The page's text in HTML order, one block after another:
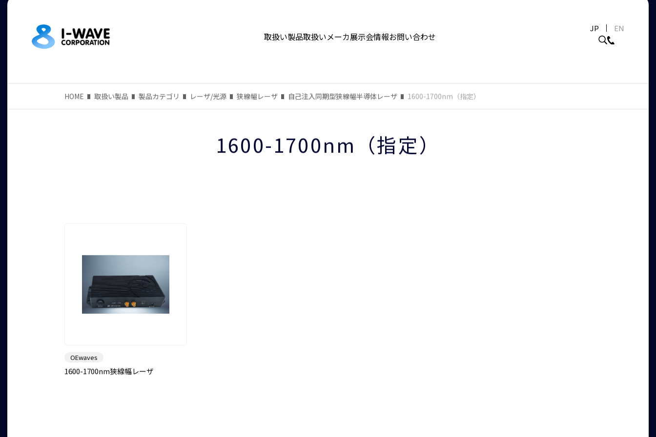
取扱い製品取扱いメーカ展示会情報お問い合わせ
JP EN
HOME 取扱い製品 製品カテゴリ レーザ/光源 狭線幅レーザ 自己注入同期型狭線幅半導体レーザ 1600-1700nm（指定）
1600-1700nm（指定）
OEwaves
1600-1700nm狭線幅レーザ